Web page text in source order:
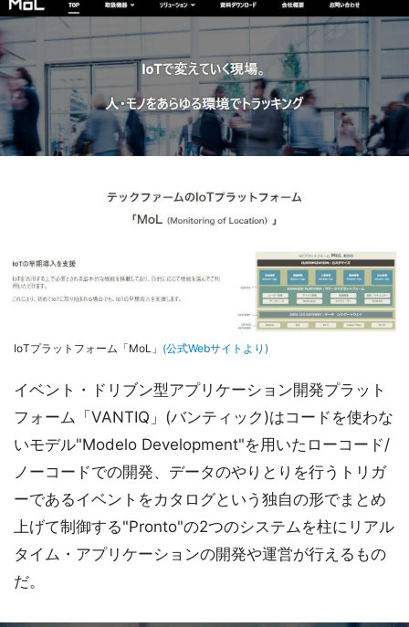
IoTプラットフォーム「MoL」 (公式Webサイトより)
イベント・ドリブン型アプリケーション開発プラット
フォーム「VANTIQ」(バンティック)はコードを使わな
いモデル"Modelo Development"を用いたローコード/
ノーコードでの開発、データのやりとりを行うトリガ
ーであるイベントをカタログという独自の形でまとめ
上げて制御する"Pronto"の2つのシステムを柱にリアル
タイム・アプリケーションの開発や運営が行えるもの
だ。